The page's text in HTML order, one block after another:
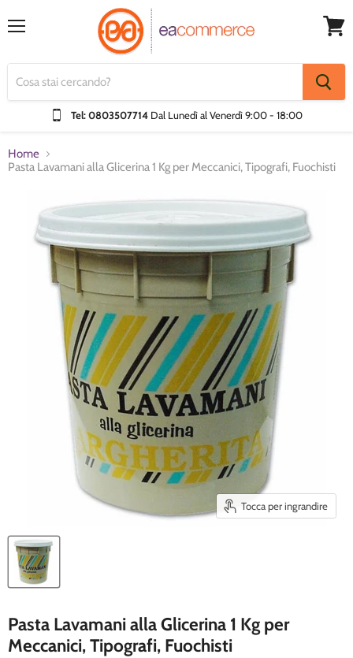
Tel: 0803507714 Dal Lunedì al Venerdì9:00 - 18:00
Home
Pasta Lavamani alla Glicerina 1 Kg per Meccanici, Tipografi, Fuochisti
Tocca per ingrandire
Pasta Lavamani alla Glicerina 1 Kg per
Meccanici, Tipografi, Fuochisti